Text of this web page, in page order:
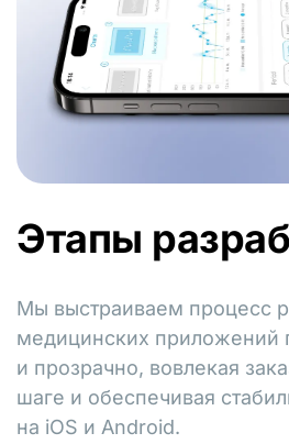
Этапы
Мы выстраиваем процесс
медицинских приложений
и прозрачно, вовлекая
шаге и обеспечивая
на iOS и Android.